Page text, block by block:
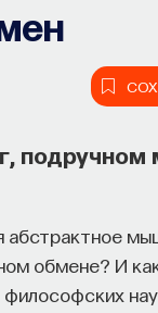
подручном
абстрактное
обмене? И